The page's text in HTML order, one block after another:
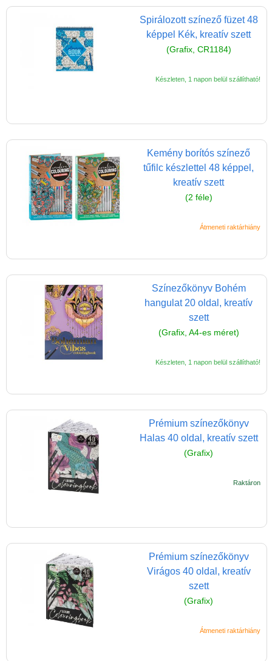
Spirálozott színező füzet 48
képpel Kék, kreatív szett
(Grafix, CR1184)
Készleten, 1 napon belül szállítható!
Kemény borítós színező
tűfilc készlettel 48 képpel,
kreatív szett
(2 féle)
Átmeneti raktárhiány
Színezőkönyv Bohém
hangulat 20 oldal, kreatív
szett
(Grafix, A4-es méret)
Készleten, 1 napon belül szállítható!
Prémium színezőkönyv
Halas 40 oldal, kreatív szett
(Grafix)
Raktáron
Prémium színezőkönyv
Virágos 40 oldal, kreatív
szett
(Grafix)
Átmeneti raktárhiány
Kép készítés,
képeslap készítő
Kézműves ötletek,
karckészlet
mágneses öltöztető
Mandala színező
Manikűr készlet
Matrica gyerekeknek,
Origami
szappankészítés
Pompon készítés
Ragasztós képkészítő,
Selyemfestés
Színezők, kifestő,
Viaszfestés
Varrós játékok, kötős
játékok, hímző